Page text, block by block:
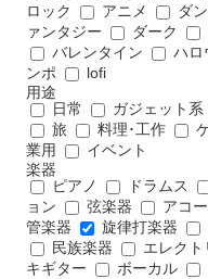
ロック
アニメ ダ
ァンタジー
ダーク
バレンタイン
ハロ
ンポ
lofi
用途
日常
ガジェット系
旅
料理･工作
業用
イベント
楽器
ピアノ
ドラムス
ョン
弦楽器 アコ
管楽器
旋律打楽器
民族楽器
エレクト
キギター
ボーカル